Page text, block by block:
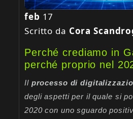
feb 17
Scritto da Cora
Perché crediamo in
perché proprio nel
Il processo di
degli aspetti per il quale si
2020 con uno sguardo